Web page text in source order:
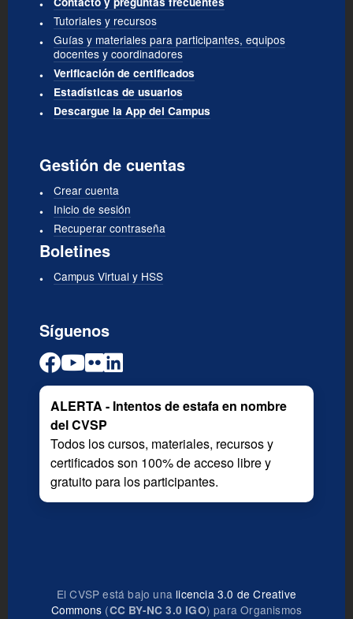
Tutoriales y recursos
Guías y materiales para participantes, equipos
docentes y coordinadores
Verificación de certificados
Estadísticas de usuarios
Descargue la App del Campus
Gestión de cuentas
Crear cuenta
Inicio de sesión
Recuperar contraseña
Boletines
Campus Virtual y HSS
Síguenos
ALERTA - Intentos de estafa en nombre
del CVSP
Todos los cursos, materiales, recursos y
certificados son 100% de acceso libre y
gratuito para los participantes.
El CVSP está bajo una licencia 3.0 de Creative
Commons (CC BY-NC 3.0 IGO) para Organismos